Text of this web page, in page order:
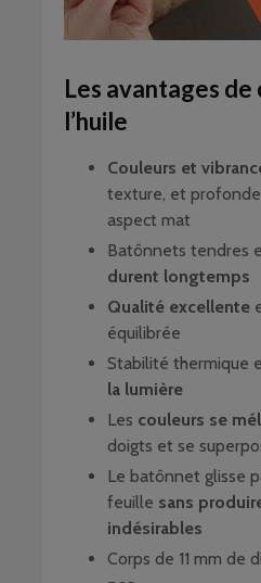
Les avantages de
l’huile
Couleurs et
texture, et
aspect mat
Batônnets tendres
durent longtemps
Qualité excellente
équilibrée
Stabilité thermique
la lumière
Les couleurs se
doigts et se
Le batônnet glisse
feuille sans
indésirables
Corps de 11 mm de